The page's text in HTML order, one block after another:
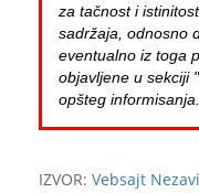
za tačnost i
sadržaja, odnosno
eventualno iz toga
objavljene u sekciji
opšteg informisanja.
IZVOR: Vebsajt